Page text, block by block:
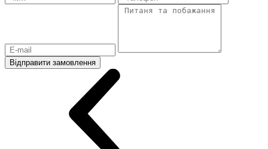
Відправити замовлення